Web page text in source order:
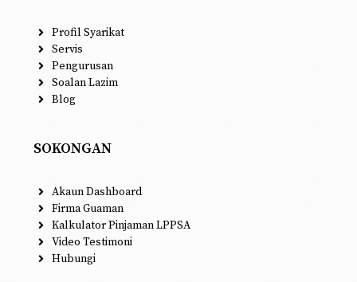
Profil Syarikat
Servis
Pengurusan
Soalan Lazim
Blog
SOKONGAN
Akaun Dashboard
Firma Guaman
Kalkulator Pinjaman LPPSA
Video Testimoni
Hubungi